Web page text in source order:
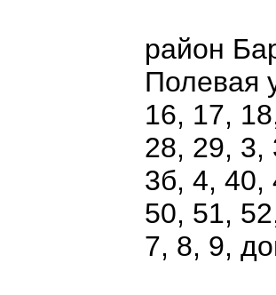
район
Полевая
16, 17,
28, 29, 3,
3б, 4, 40,
50, 51,
7, 8, 9,